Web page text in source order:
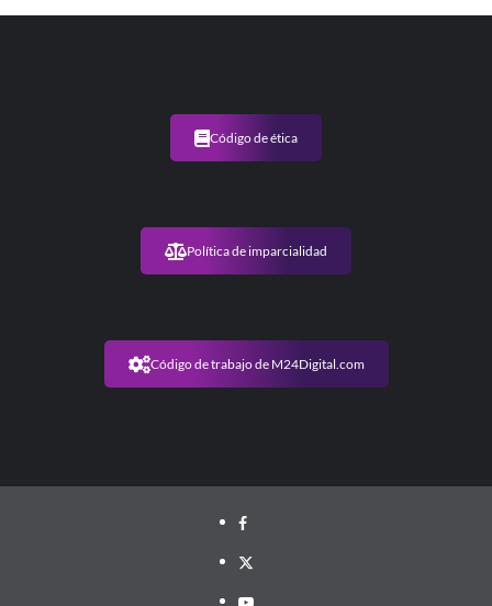
Código de ética
Política de imparcialidad
Código de trabajo de M24Digital.com